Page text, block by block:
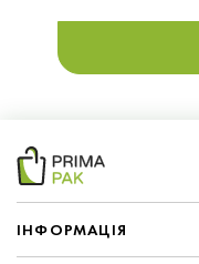
IНФОРМАЦIЯ